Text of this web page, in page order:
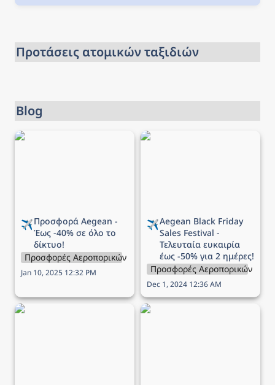
Προτάσεις ατομικών ταξιδιών
Blog
Προσφορά Aegean - Έως
✈️
Έως -40% σε όλο το
δίκτυο!
Προσφορές Αεροπορικών Εταιρειών
Jan 10, 2025 12:32 PM
Aegean Black Friday Sales
✈️Aegean Black Friday
Sales Festival -
Τελευταία ευκαιρία
έως -50% για 2 ημέρες!
Προσφορές Αεροπορικών
Dec 1, 2024 12:36 AM
Aegean Black Friday Sales
Aegean Black Friday Sales